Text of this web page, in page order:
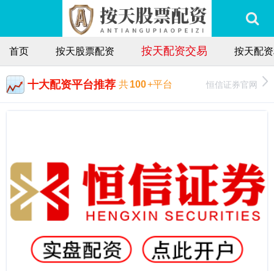
首页 按天股票配资 按天配资交易 按天配
十大配资平台推荐 共100+平台 恒信证券官网